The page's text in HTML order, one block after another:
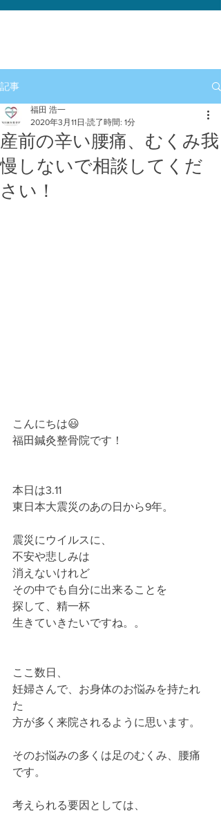
記事
産前の辛い腰痛、むくみ我
慢しないで相談してくだ
さい！
福田 浩一
2020年3月11日 読了時間: 1分
こんにちは😃﻿
福田鍼灸整骨院です！﻿
本日は3.11﻿
東日本大震災のあの日から9年。﻿
震災にウイルスに、﻿
不安や悲しみは﻿
消えないけれど﻿
その中でも自分に出来ることを﻿
探して、精一杯﻿
生きていきたいですね。。﻿
ここ数日、﻿
妊婦さんで、お身体のお悩みを持たれ
た﻿
方が多く来院されるように思います。﻿
そのお悩みの多くは足のむくみ、腰痛
です。﻿
考えられる要因としては、﻿